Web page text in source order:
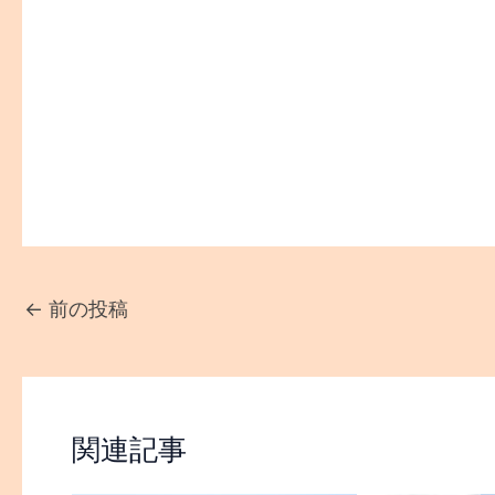
ホームページリニューアル!!